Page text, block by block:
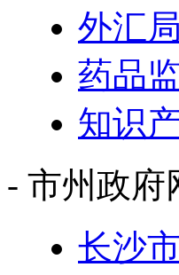
外汇局
药品
知识
- 市州政府
长沙